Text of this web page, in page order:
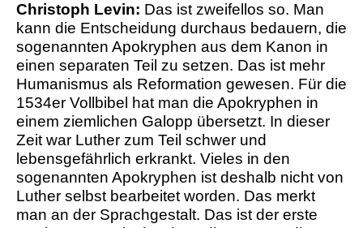
Christoph Levin: Das ist zweifellos so. Man
kann die Entscheidung durchaus bedauern, die
sogenannten Apokryphen aus dem Kanon in
einen separaten Teil zu setzen. Das ist mehr
Humanismus als Reformation gewesen. Für die
1534er Vollbibel hat man die Apokryphen in
einem ziemlichen Galopp übersetzt. In dieser
Zeit war Luther zum Teil schwer und
lebensgefährlich erkrankt. Vieles in den
sogenannten Apokryphen ist deshalb nicht von
Luther selbst bearbeitet worden. Das merkt
man an der Sprachgestalt. Das ist der erste